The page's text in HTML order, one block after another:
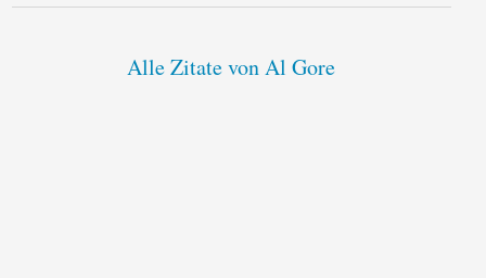
Alle Zitate von Al Gore